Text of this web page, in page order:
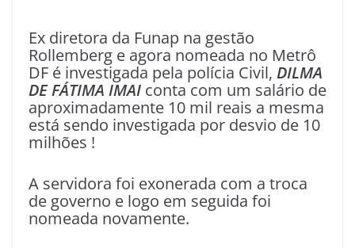
Ex diretora da Funap na gestão
Rollemberg e agora nomeada no Metrô
DF é investigada pela polícia Civil, DILMA
DE FÁTIMA IMAI conta com um salário de
aproximadamente 10 mil reais a mesma
está sendo investigada por desvio de 10
milhões !
A servidora foi exonerada com a troca
de governo e logo em seguida foi
nomeada novamente.